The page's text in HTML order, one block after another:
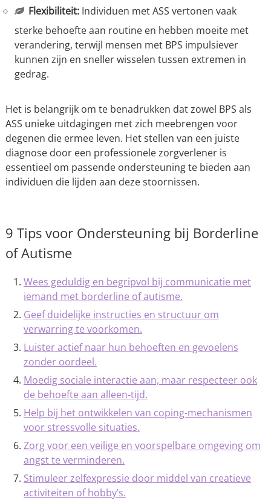
Flexibiliteit:Individuen met ASS vertonen vaak
sterke behoefte aan routine en hebben moeite met
verandering, terwijl mensen met BPS impulsiever
kunnen zijn en sneller wisselen tussen extremen in
gedrag.
Het is belangrijk om te benadrukken dat zowel BPS als
ASS unieke uitdagingen met zich meebrengen voor
degenen die ermee leven. Het stellen van een juiste
diagnose door een professionele zorgverlener is
essentieel om passende ondersteuning te bieden aan
individuen die lijden aan deze stoornissen.
9 Tips voor Ondersteuning bij Borderline
of Autisme
Wees geduldig en begripvol bij communicatie met
iemand met borderline of autisme.
Geef duidelijke instructies en structuur om
verwarring te voorkomen.
Luister actief naar hun behoeften en gevoelens
zonder oordeel.
Moedig sociale interactie aan, maar respecteer ook
de behoefte aan alleen-tijd.
Help bij het ontwikkelen van coping-mechanismen
voor stressvolle situaties.
Zorg voor een veilige en voorspelbare omgeving om
angst te verminderen.
Stimuleer zelfexpressie door middel van creatieve
activiteiten of hobby’s.